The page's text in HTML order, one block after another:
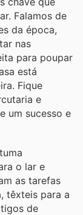
Falamos de
da época,
nas
para poupar
está
Fique
e
um sucesso e
o lar e
as tarefas
têxteis para a
de